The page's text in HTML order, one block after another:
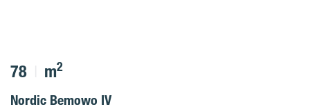
78 m2
Nordic Bemowo IV